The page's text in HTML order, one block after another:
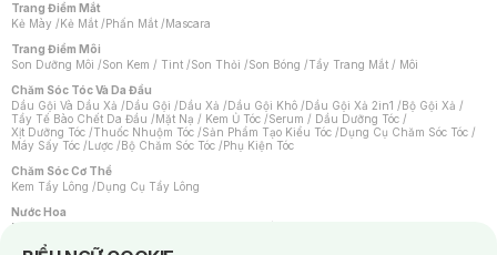
Trang Điểm Mắt
Kẻ Mày /Kẻ Mắt /Phấn Mắt /Mascara
Trang Điểm Môi
Son Dưỡng Môi /Son Kem / Tint /Son Thỏi /Son Bóng /Tẩy Trang Mắt / Môi
Chăm Sóc Tóc Và Da Đầu
Dầu Gội Và Dầu Xả /Dầu Gội /Dầu Xả /Dầu Gội Khô /Dầu Gội Xả 2in1 /Bộ Gội Xả /
Tẩy Tế Bào Chết Da Đầu /Mặt Nạ / Kem Ủ Tóc /Serum / Dầu Dưỡng Tóc /
Xịt Dưỡng Tóc /Thuốc Nhuộm Tóc /Sản Phẩm Tạo Kiểu Tóc /Dụng Cụ Chăm Sóc Tóc /
Máy Sấy Tóc /Lược /Bộ Chăm Sóc Tóc /Phụ Kiện Tóc
Chăm Sóc Cơ Thể
Kem Tẩy Lông /Dụng Cụ Tẩy Lông
Nước Hoa
Nước Hoa Nữ